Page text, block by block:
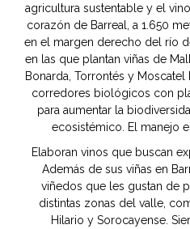
agricultura sustentable y el
corazón de Barreal, a 1.650
en el margen derecho del río
en las que plantan viñas de
Bonarda, Torrontés y Moscatel
corredores biológicos con
para aumentar la
ecosistémico. El manejo
Elaboran vinos que buscan
Además de sus viñas en
viñedos que les gustan de
distintas zonas del valle,
Hilario y Sorocayense.